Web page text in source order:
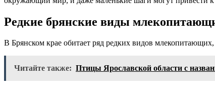
Редкие брянские виды
В Брянском крае обитает ряд редких видов
Читайте также: Птицы Ярославской области с